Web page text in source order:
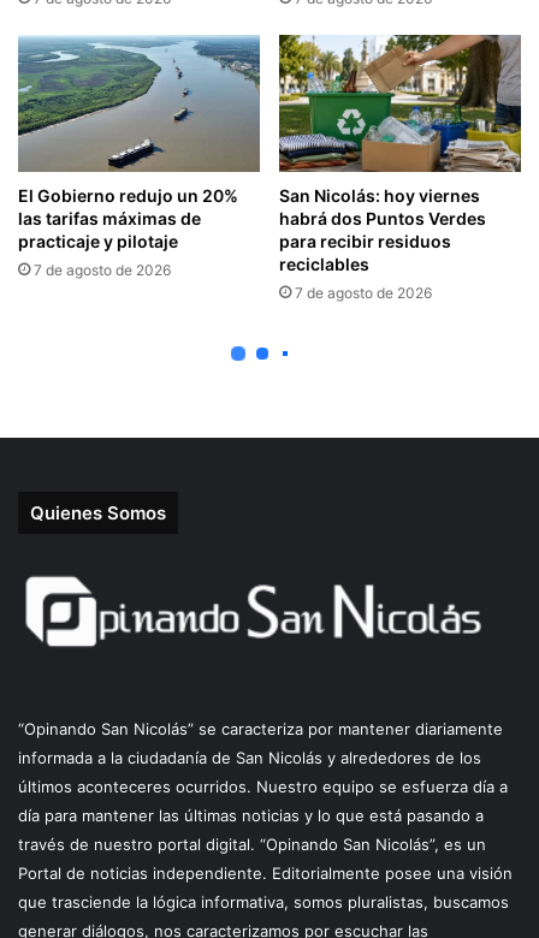
Quienes Somos
“Opinando San Nicolás” se caracteriza por mantener diariamente
informada a la ciudadanía de San Nicolás y alrededores de los
últimos aconteceres ocurridos. Nuestro equipo se esfuerza día a
día para mantener las últimas noticias y lo que está pasando a
través de nuestro portal digital. “Opinando San Nicolás”, es un
Portal de noticias independiente. Editorialmente posee una visión
que trasciende la lógica informativa, somos pluralistas, buscamos
generar diálogos, nos caracterizamos por escuchar las